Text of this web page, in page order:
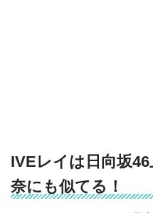
IVEレイは日向坂
奈にも似てる！